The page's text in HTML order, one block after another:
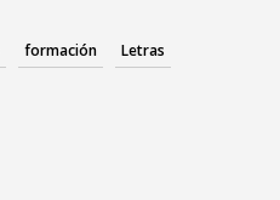
formación Letras